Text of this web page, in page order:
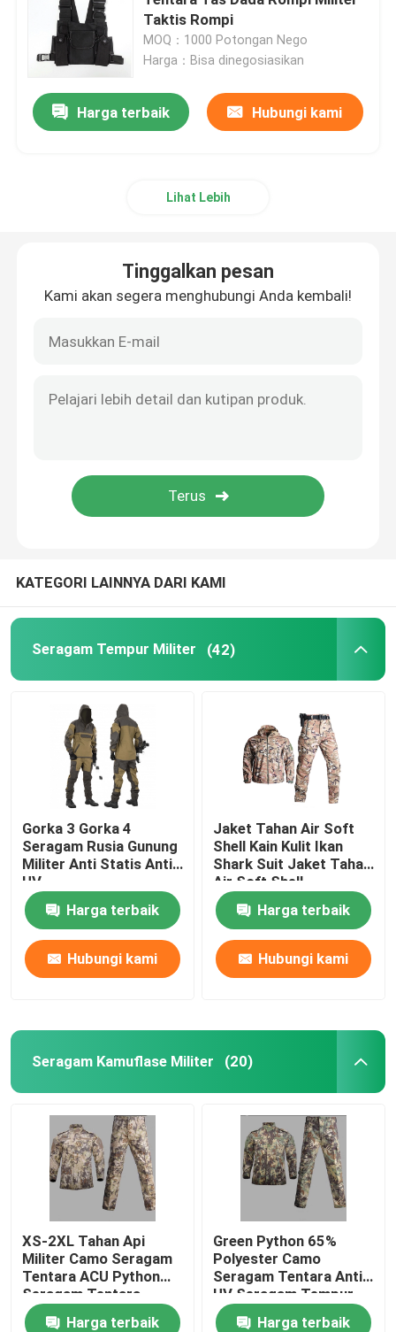
Kemeja Taktis Militer
Mantel Musim Dingin Militer
Sepatu Bot Kulit Militer
Perlengkapan Memancing Luar Ruangan
Seragam Militer Kustom
Taktis Rompi
MOQ：1000 Potongan Nego
Harga：Bisa dinegosiasikan
Harga terbaik Hubungi kami
Lihat Lebih
Tinggalkan pesan
Kami akan segera menghubungi Anda kembali!
KATEGORI LAINNYA DARI KAMI
Seragam Tempur Militer (42)
Gorka 3 Gorka 4
Seragam Rusia Gunung
Militer Anti Statis Anti
UV
Harga terbaik
Hubungi kami
Jaket Tahan Air Soft
Shell Kain Kulit Ikan
Shark Suit Jaket Tahan
Air Soft Shell
Harga terbaik
Hubungi kami
Seragam Kamuflase Militer (20)
XS-2XL Tahan Api
Militer Camo Seragam
Tentara ACU Python
Seragam Tentara
Gurun
Harga terbaik
Green Python 65%
Polyester Camo
Seragam Tentara Anti
UV Seragam Tempur
Militer
Harga terbaik